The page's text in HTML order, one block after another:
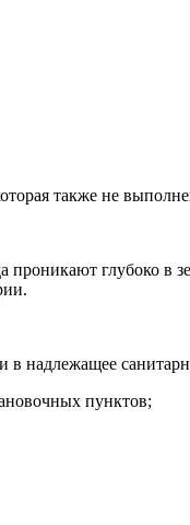
также не
проникают глубоко в
надлежащее
пунктов;